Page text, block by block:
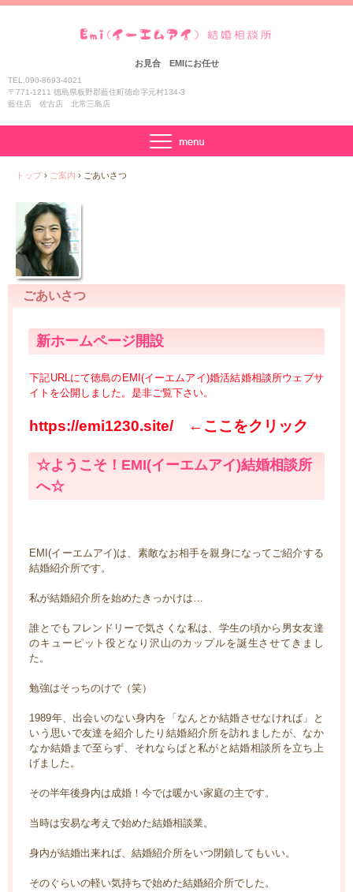
お見合 EMIにお任せ
TEL.090-8693-4021
〒771-1211 徳島県板野郡藍住町徳命字元村134-3
藍住店 佐古店 北常三島店
トップ › ご案内 › ごあいさつ
ごあいさつ
新ホームページ開設
下記URLにて徳島のEMI(イーエムアイ)婚活結婚相談所ウェブサ
イトを公開しました。是非ご覧下さい。
https://emi1230.site/ ←ここをクリック
☆ようこそ！EMI(イーエムアイ)結婚相談所
へ☆
EMI(イーエムアイ)は、素敵なお相手を親身になってご紹介する
結婚紹介所です。
私が結婚紹介所を始めたきっかけは…
誰とでもフレンドリーで気さくな私は、学生の頃から男女友達
のキューピット役となり沢山のカップルを誕生させてきまし
た。
勉強はそっちのけで（笑）
1989年、出会いのない身内を「なんとか結婚させなければ」と
いう思いで友達を紹介したり結婚紹介所を訪れましたが、なか
なか結婚まで至らず、それならばと私がと結婚相談所を立ち上
げました。
その半年後身内は成婚！今では暖かい家庭の主です。
当時は安易な考えで始めた結婚相談業。
身内が結婚出来れば、結婚紹介所をいつ閉鎖してもいい。
そのぐらいの軽い気持ちで始めた結婚紹介所でした。